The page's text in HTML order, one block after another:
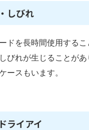
しびれ
ドを長時間使用する
びれが生じることが
ースもいます。
ライアイ